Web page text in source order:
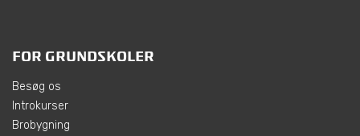
FOR GRUNDSKOLER
Besøg os
Introkurser
Brobygning